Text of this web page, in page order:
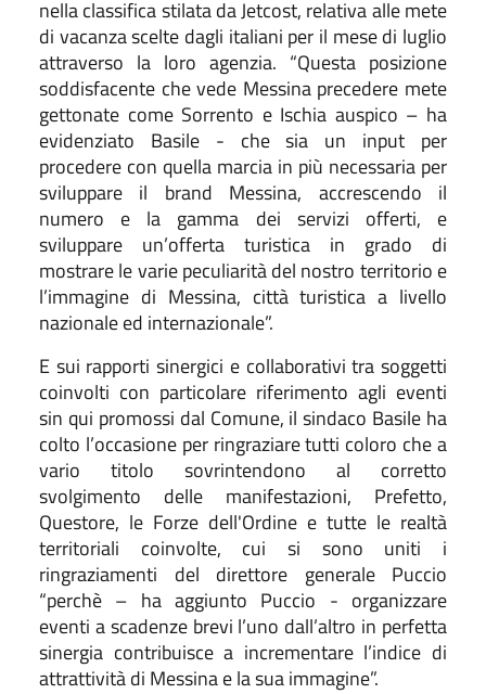
nella classifica stilata da Jetcost, relativa alle mete
di vacanza scelte dagli italiani per il mese di luglio
attraverso la loro agenzia. “Questa posizione
soddisfacente che vede Messina precedere mete
gettonate come Sorrento e Ischia auspico – ha
evidenziato Basile - chesia un input per
procedere con quella marcia in più necessaria per
sviluppare il brand Messina, accrescendo il
numero e la gamma dei servizi offerti, e
sviluppare un’offerta turistica in grado di
mostrare le varie peculiarità del nostro territorio e
l’immagine di Messina, città turistica a livello
nazionale ed internazionale”.
E sui rapporti sinergici e collaborativi tra soggetti
coinvolti con particolare riferimento agli eventi
sin qui promossi dal Comune, il sindaco Basile ha
colto l’occasione per ringraziaretutti coloro che a
vario titolo sovrintendono al corretto
svolgimento delle manifestazioni, Prefetto,
Questore, le Forze dell'Ordine e tutte le realtà
territoriali coinvolte, cui si sono uniti i
ringraziamenti del direttore generale Puccio
“perchè – ha aggiunto Puccio - organizzare
eventi a scadenze brevi l’uno dall’altro in perfetta
sinergia contribuisce a incrementare l’indice di
attrattività di Messina e la sua immagine”.